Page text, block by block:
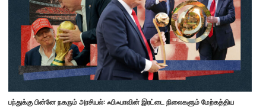
பந்துக்கு பின்னே நகரும் அரசியல்: ஃபிஃபாவின் இரட்டை நிலைகளும் மேற்கத்திய